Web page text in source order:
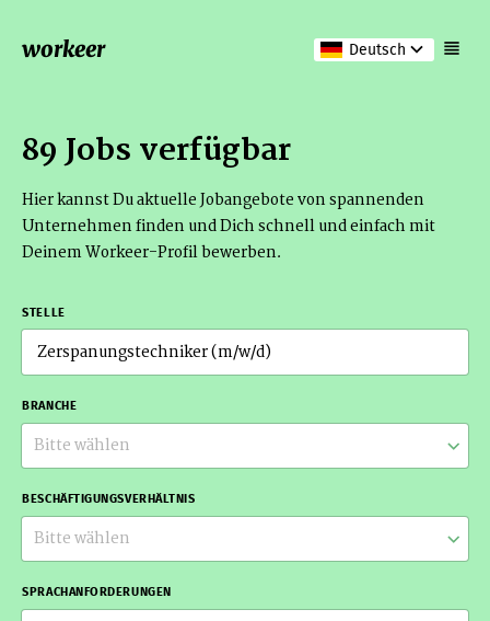
workeer Deutsch
89 Jobs verfügbar
Hier kannst Du aktuelle Jobangebote von spannenden
Unternehmen finden und Dich schnell und einfach mit
Deinem Workeer-Profil bewerben.
STELLE
BRANCHE
Bitte wählen
BESCHÄFTIGUNGSVERHÄLTNIS
Bitte wählen
SPRACHANFORDERUNGEN